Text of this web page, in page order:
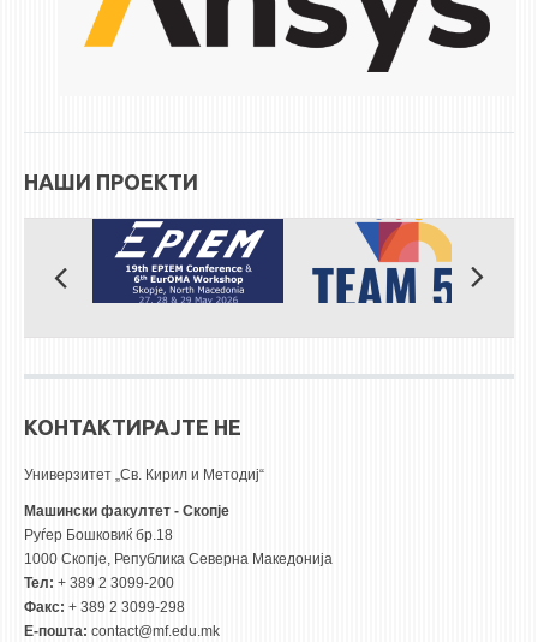
ЕКВИВАЛЕНЦИИ ОД СТАРИ СТУДИСКИ ПРОГРАМИ
СТУДЕНТСКА СЛУЖБА
БИБЛИОТЕКА
ДА ВИНЧИ МАГАЗИН
НАШИ ПРОЕКТИ
КОНТАКТИРАЈТЕ НЕ
Универзитет „Св. Кирил и Методиј“
Машински факултет - Скопје
Руѓер Бошковиќ бр.18
1000 Скопје, Република Северна Македонија
Тел: + 389 2 3099-200
Факс: + 389 2 3099-298
Е-пошта: contact@mf.edu.mk